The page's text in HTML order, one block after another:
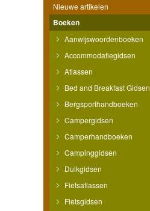
Nieuwe artikelen
Boeken
Aanwijswoordenboeken
Accommodatiegidsen
Atlassen
Bed and Breakfast Gidsen
Bergsporthandboeken
Campergidsen
Camperhandboeken
Campinggidsen
Duikgidsen
Fietsatlassen
Fietsgidsen